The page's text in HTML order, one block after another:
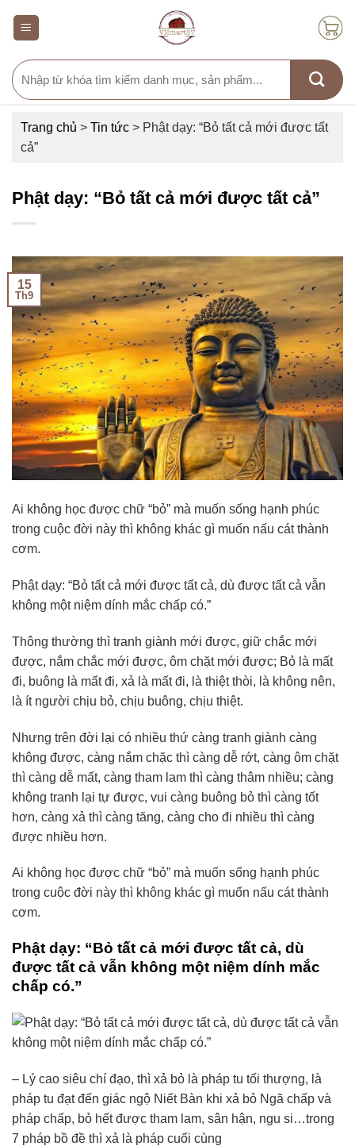
Search
for:
Trang chủ > Tin tức > Phật dạy: “Bỏ tất cả mới được tất
cả”
Phật dạy: “Bỏ tất cả mới được tất cả”
15
Th9
Ai không học được chữ “bỏ” mà muốn sống hạnh phúc
trong cuộc đời này thì không khác gì muốn nấu cát thành
cơm.
Phật dạy: “Bỏ tất cả mới được tất cả, dù được tất cả vẫn
không một niệm dính mắc chấp có.”
Thông thường thì tranh giành mới được, giữ chắc mới
được, nắm chắc mới được, ôm chặt mới được; Bỏ là mất
đi, buông là mất đi, xả là mất đi, là thiệt thòi, là không nên,
là ít người chịu bỏ, chịu buông, chịu thiệt.
Nhưng trên đời lại có nhiều thứ càng tranh giành càng
không được, càng nắm chặc thì càng dễ rớt, càng ôm chặt
thì càng dễ mất, càng tham lam thì càng thâm nhiều; càng
không tranh lại tự được, vui càng buông bỏ thì càng tốt
hơn, càng xả thì càng tăng, càng cho đi nhiều thì càng
được nhiều hơn.
Ai không học được chữ “bỏ” mà muốn sống hạnh phúc
trong cuộc đời này thì không khác gì muốn nấu cát thành
cơm.
Phật dạy: “Bỏ tất cả mới được tất cả, dù
được tất cả vẫn không một niệm dính mắc
chấp có.”
– Lý cao siêu chí đạo, thì xả bỏ là pháp tu tối thượng, là
pháp tu đạt đến giác ngộ Niết Bàn khi xả bỏ Ngã chấp và
pháp chấp, bỏ hết được tham lam, sân hận, ngu si…trong
7 pháp bồ đề thì xả là pháp cuối cùng